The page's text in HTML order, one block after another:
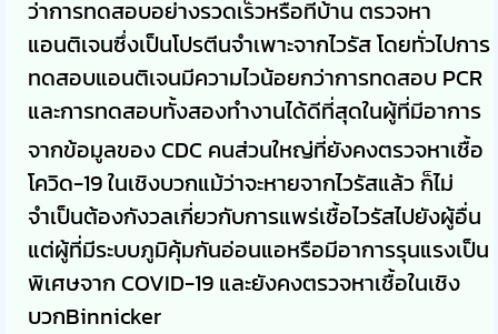
ว่าการทดสอบอย่างรวดเร็วหรือที่บ้าน ตรวจหา
แอนติเจนซึ่งเป็นโปรตีนจำเพาะจากไวรัส โดยทั่วไปการ
ทดสอบแอนติเจนมีความไวน้อยกว่าการทดสอบ PCR
และการทดสอบทั้งสองทำงานได้ดีที่สุดในผู้ที่มีอาการ
จากข้อมูลของ CDC คนส่วนใหญ่ที่ยังคงตรวจหาเชื้อ
โควิด-19 ในเชิงบวกแม้ว่าจะหายจากไวรัสแล้ว ก็ไม่
จำเป็นต้องกังวลเกี่ยวกับการแพร่เชื้อไวรัสไปยังผู้อื่น
แต่ผู้ที่มีระบบภูมิคุ้มกันอ่อนแอหรือมีอาการรุนแรงเป็น
พิเศษจาก COVID-19 และยังคงตรวจหาเชื้อในเชิง
บวกBinnicker